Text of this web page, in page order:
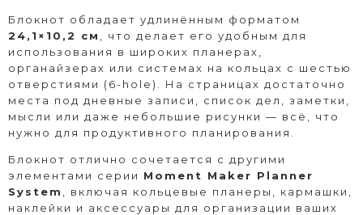
Блокнот обладает удлинённым форматом
24,1×10,2 см
, что делает его удобным для
использования в широких планерах,
органайзерах или системах на кольцах с шестью
отверстиями (6-hole). На страницах достаточно
места под дневные записи, список дел, заметки,
мысли или даже небольшие рисунки — всё, что
нужно для продуктивного планирования.
Блокнот отлично сочетается с другими
элементами серии Moment Maker Planner
System
, включая кольцевые планеры, кармашки,
наклейки и аксессуары для организации ваших